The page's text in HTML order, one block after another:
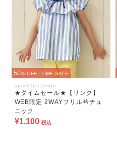
50% OFF | TIME SALE
apres les cours
★タイムセール★【リンク】
WEB限定 2WAYフリル衿チュ
ニック
¥1,100 税込